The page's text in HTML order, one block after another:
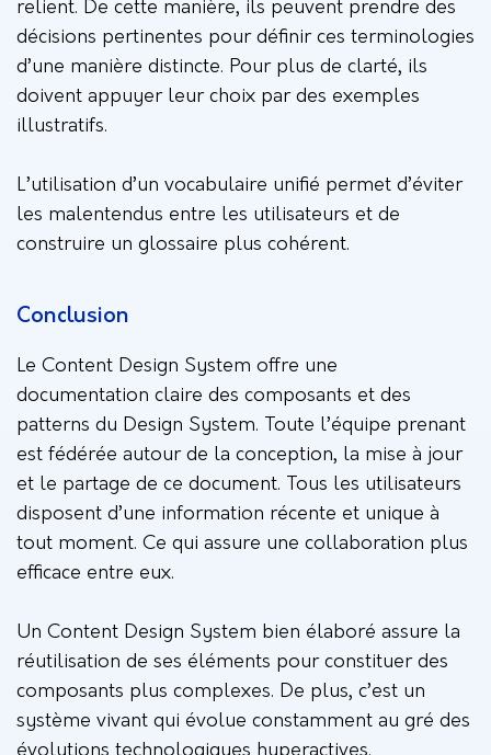
relient. De cette manière, ils peuvent prendre des
décisions pertinentes pour définir ces terminologies
d’une manière distincte. Pour plus de clarté, ils
doivent appuyer leur choix par des exemples
illustratifs.
L’utilisation d’un vocabulaire unifié permet d’éviter
les malentendus entre les utilisateurs et de
construire un glossaire plus cohérent.
Conclusion
Le Content Design System offre une
documentation claire des composants et des
patterns du Design System. Toute l’équipe prenant
est fédérée autour de la conception, la mise à jour
et le partage de ce document. Tous les utilisateurs
disposent d’une information récente et unique à
tout moment. Ce qui assure une collaboration plus
efficace entre eux.
Un Content Design System bien élaboré assure la
réutilisation de ses éléments pour constituer des
composants plus complexes. De plus, c’est un
système vivant qui évolue constamment au gré des